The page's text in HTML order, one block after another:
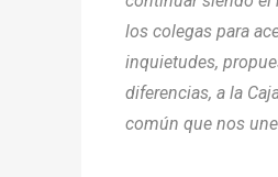
los colegas para
inquietudes,
diferencias, a la
común que nos